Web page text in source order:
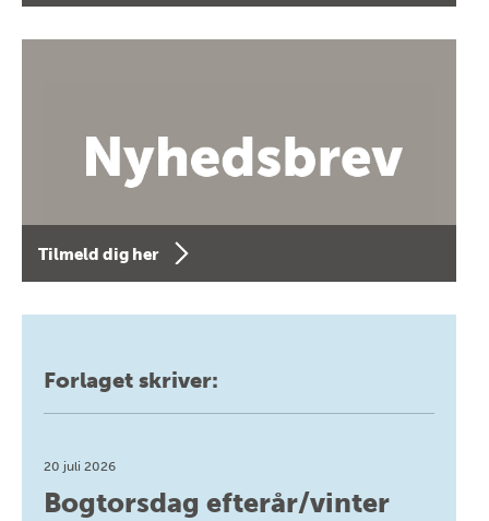
Tilmeld dig her
Forlaget skriver:
20 juli 2026
Bogtorsdag efterår/vinter